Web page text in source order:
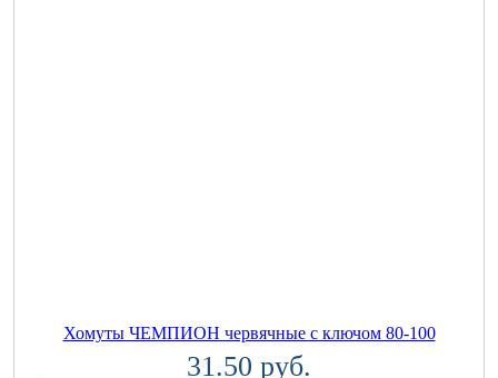
Хомуты ЧЕМПИОН червячные с ключом 80-100
31.50 руб.